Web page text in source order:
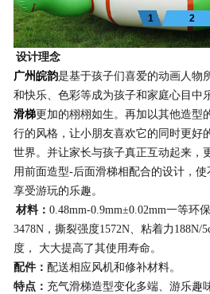
1 2
设计理念
广州皖韵是基于孩子们喜爱的动画人物
和快乐、色彩等成为孩子和家庭心目中
滑梯更加的栩栩如生。再加以其他造型
行的风格，让小朋友喜欢它的同时更好
世界。并让家长与孩子真正互动起来，
用前面造型-后面滑梯相配合的设计，
享受游玩的乐趣。
材料： 0.48mm-0.9mm±0.02mm一等环
3478N，撕裂强度1572N、粘着力188N/
度， 大大提高了其使用寿命。
配件： 配送相应风机和修补材料。
特点： 充气滑梯造型变化多端、游乐趣